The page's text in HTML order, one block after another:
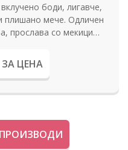
боди, лигавче,
мече. Одличен
прослава со мекици
ЦЕНА